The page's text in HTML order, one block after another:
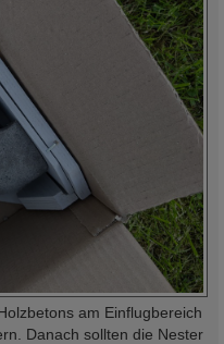
am Einflugbereich
Danach sollten die Nester